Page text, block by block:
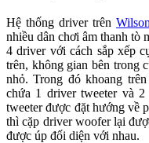
Hệ thống driver trên
nhiều dân chơi âm thanh tò
4 driver với cách sắp xếp
trên, không gian bên trong
nhỏ. Trong đó khoang
chứa 1 driver tweeter và
tweeter được đặt hướng về
thì cặp driver woofer lại
được úp đối diện với nhau.